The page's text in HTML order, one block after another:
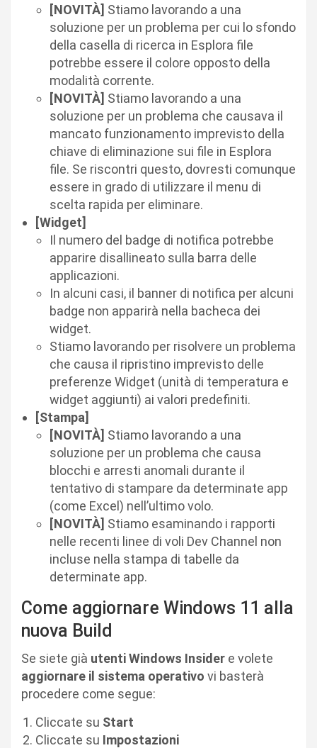
[NOVITÀ] Stiamo lavorando a una
soluzione per un problema per cui lo sfondo
della casella di ricerca in Esplora file
potrebbe essere il colore opposto della
modalità corrente.
[NOVITÀ] Stiamo lavorando a una
soluzione per un problema che causava il
mancato funzionamento imprevisto della
chiave di eliminazione sui file in Esplora
file. Se riscontri questo, dovresti comunque
essere in grado di utilizzare il menu di
scelta rapida per eliminare.
[Widget]
Il numero del badge di notifica potrebbe
apparire disallineato sulla barra delle
applicazioni.
In alcuni casi, il banner di notifica per alcuni
badge non apparirà nella bacheca dei
widget.
Stiamo lavorando per risolvere un problema
che causa il ripristino imprevisto delle
preferenze Widget (unità di temperatura e
widget aggiunti) ai valori predefiniti.
[Stampa]
[NOVITÀ] Stiamo lavorando a una
soluzione per un problema che causa
blocchi e arresti anomali durante il
tentativo di stampare da determinate app
(come Excel) nell’ultimo volo.
[NOVITÀ] Stiamo esaminando i rapporti
nelle recenti linee di voli Dev Channel non
incluse nella stampa di tabelle da
determinate app.
Come aggiornare Windows 11 alla
nuova Build
Se siete già utenti Windows Insider e volete
aggiornare il sistema operativo vi basterà
procedere come segue:
Cliccate su Start
Cliccate su Impostazioni